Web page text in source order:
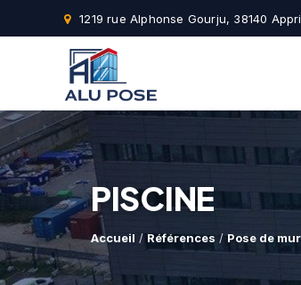
1219 rue Alphonse Gourju, 38140
PISCINE
Accueil / Références /Pose de